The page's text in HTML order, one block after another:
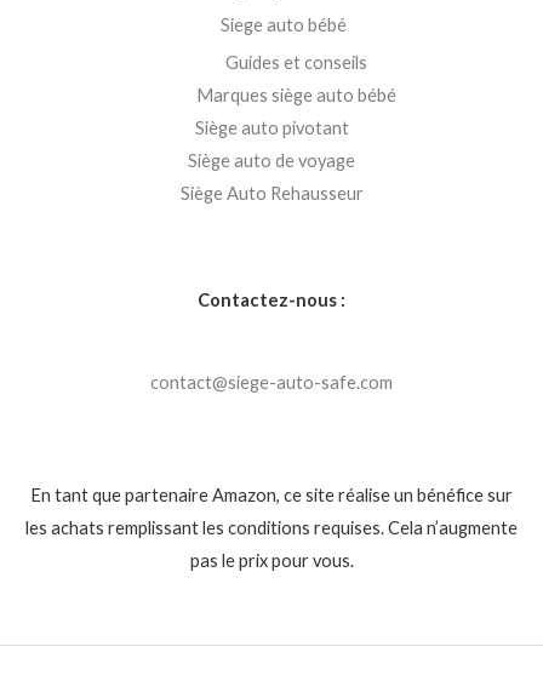
Siege auto bébé
Guides et conseils
Marques siège auto bébé
Siège auto pivotant
Siège auto de voyage
Siège Auto Rehausseur
Contactez-nous :
contact@siege-auto-safe.com
En tant que partenaire Amazon, ce site réalise un bénéfice sur
les achats remplissant les conditions requises. Cela n’augmente
pas le prix pour vous.